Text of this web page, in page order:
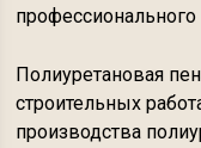
профессионального
Полиуретановая
строительных
производства